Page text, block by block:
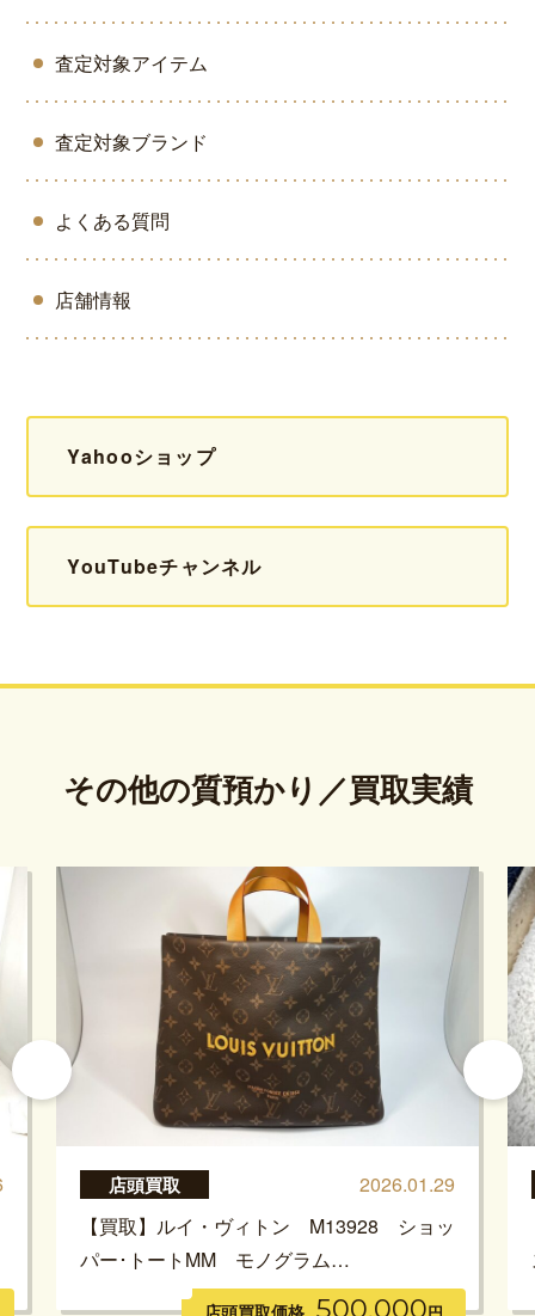
査定対象アイテム
査定対象ブランド
よくある質問
店舗情報
Yahooショップ
YouTubeチャンネル
その他の質預かり／買取実績
店頭買取
2026.01.29
【買取】ルイ・ヴィトン M13928 ショッ
パー･トートMM モノグラム…
500,000